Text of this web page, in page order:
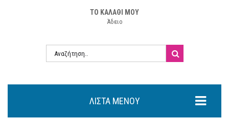
ΤΟ ΚΑΛΑΘΙ ΜΟΥ
Άδειο
ΛΊΣΤΑ ΜΕΝΟΎ